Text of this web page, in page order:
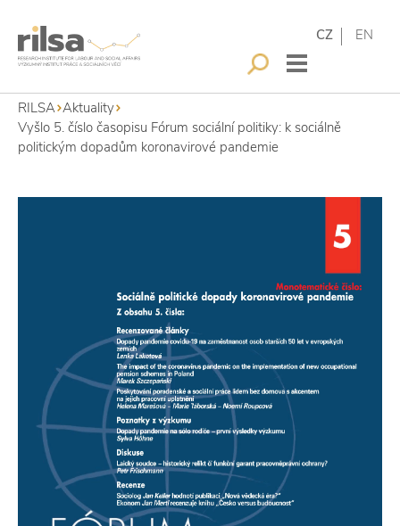
CZ EN
RILSA Aktuality
Vyšlo 5. číslo časopisu Fórum sociální politiky: k sociálně
politickým dopadům koronavirové pandemie